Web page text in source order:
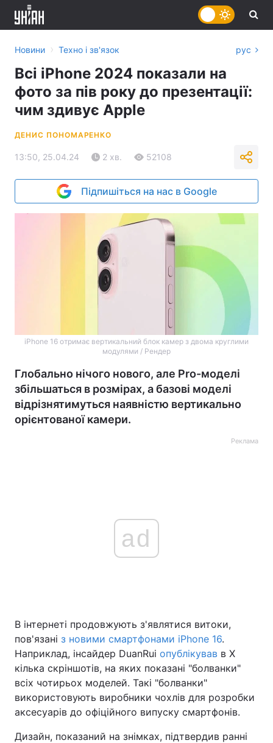
Україна Політика
Економіка Світ
Спорт Наука
Техно і зв'язок Лайт
Зброя Інциденти
Новини › Техно і зв'язок рус
Всі iPhone 2024 показали на
фото за пів року до презентації:
чим здивує Apple
ДЕНИС ПОНОМАРЕНКО
13:50, 25.04.24 2 хв. 52108
Підпишіться на нас в Google
iPhone 16 отримає вертикальний блок камер з двома круглими
модулями / Рендер
Глобально нічого нового, але Pro-моделі
збільшаться в розмірах, а базові моделі
відрізнятимуться наявністю вертикально
орієнтованої камери.
Реклама
ad
В інтернеті продовжують з'являтися витоки,
пов'язані з новими смартфонами iPhone 16.
Наприклад, інсайдер DuanRui опублікував в X
кілька скріншотів, на яких показані "болванки"
всіх чотирьох моделей. Такі "болванки"
використовують виробники чохлів для розробки
аксесуарів до офіційного випуску смартфонів.
Дизайн, показаний на знімках, підтвердив ранні